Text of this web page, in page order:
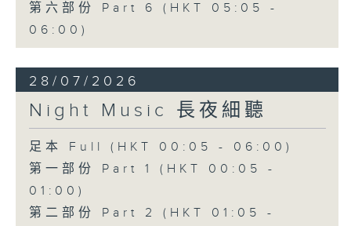
第六部份 Part 6 (HKT 05:05 -
06:00)
28/07/2026
Night Music 長夜細聽
足本 Full (HKT 00:05 - 06:00)
第一部份 Part 1 (HKT 00:05 -
01:00)
第二部份 Part 2 (HKT 01:05 -